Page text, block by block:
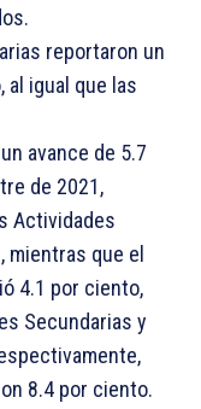
reportaron un
al igual que las
avance de 5.7
de 2021,
Actividades
mientras que el
4.1 por ciento,
Secundarias y
8.4 por ciento.